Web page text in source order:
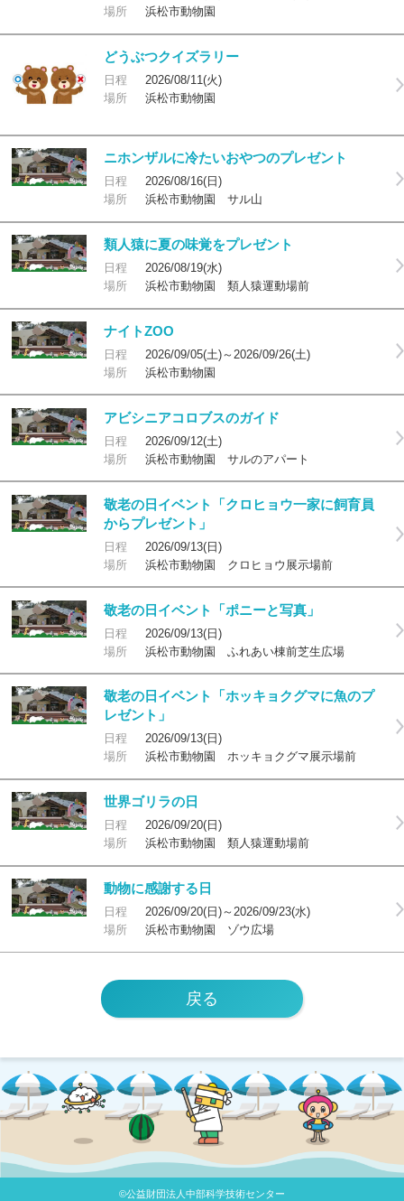
場所
浜松市動物園
どうぶつクイズラリー
日程
2026/08/11(火)
場所
浜松市動物園
ニホンザルに冷たいおやつのプレゼント
日程
2026/08/16(日)
場所
浜松市動物園 サル山
類人猿に夏の味覚をプレゼント
日程
2026/08/19(水)
場所
浜松市動物園 類人猿運動場前
ナイトZOO
日程
2026/09/05(土)～2026/09/26(土)
場所
浜松市動物園
アビシニアコロブスのガイド
日程
2026/09/12(土)
場所
浜松市動物園 サルのアパート
敬老の日イベント「クロヒョウ一家に飼育員
からプレゼント」
日程
2026/09/13(日)
場所
浜松市動物園 クロヒョウ展示場前
敬老の日イベント「ポニーと写真」
日程
2026/09/13(日)
場所
浜松市動物園 ふれあい棟前芝生広場
敬老の日イベント「ホッキョクグマに魚のプ
レゼント」
日程
2026/09/13(日)
場所
浜松市動物園 ホッキョクグマ展示場前
世界ゴリラの日
日程
2026/09/20(日)
場所
浜松市動物園 類人猿運動場前
動物に感謝する日
日程
2026/09/20(日)～2026/09/23(水)
場所
浜松市動物園 ゾウ広場
©公益財団法人中部科学技術センター